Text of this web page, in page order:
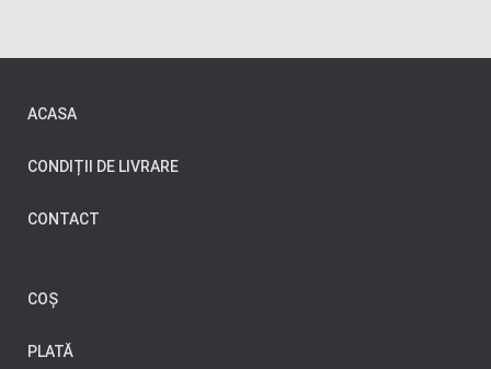
ACASA
CONDIȚII DE LIVRARE
CONTACT
COȘ
PLATĂ